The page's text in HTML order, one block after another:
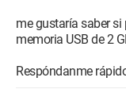
me gustaría saber
memoria USB de 2
Respóndanme